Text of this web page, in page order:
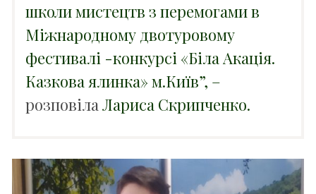
школи мистецтв з перемогами в
Міжнародному двотуровому
фестивалі -конкурсі «Біла Акація.
Казкова ялинка» м.Київ”, –
розповілаЛариса Скрипченко.